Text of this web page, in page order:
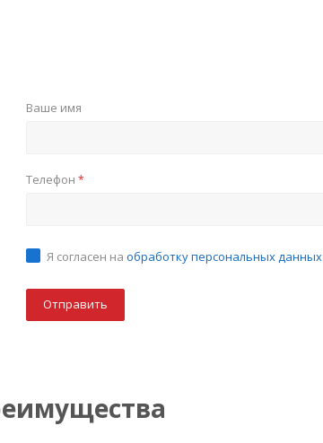
Ваше имя
Телефон *
Я согласен на обработку персональных данных